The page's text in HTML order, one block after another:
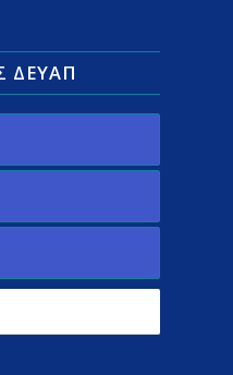
ΔΕΥΑΠ